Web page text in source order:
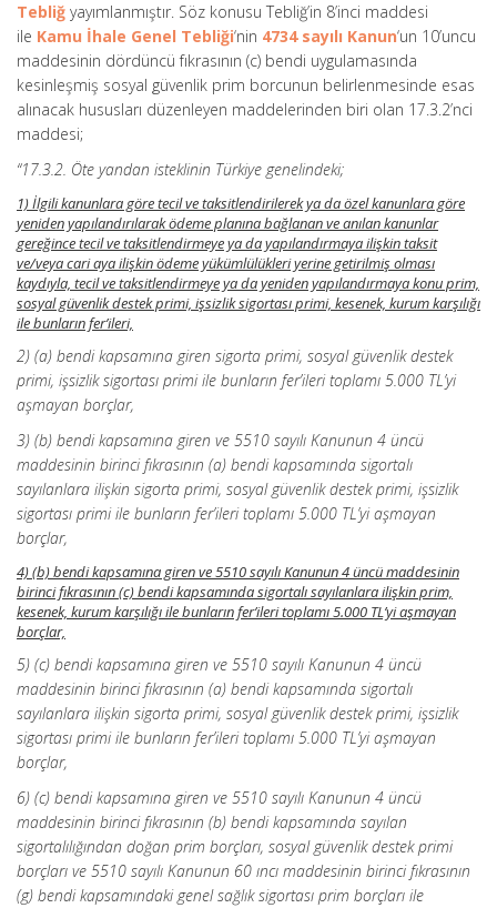
Tebliğ yayımlanmıştır. Söz konusu Tebliğ’in 8’inci maddesi
ile Kamu İhale Genel Tebliği‘nin 4734 sayılı Kanun‘un 10’uncu
maddesinin dördüncü fıkrasının (c) bendi uygulamasında
kesinleşmiş sosyal güvenlik prim borcunun belirlenmesinde esas
alınacak hususları düzenleyen maddelerinden biri olan 17.3.2’nci
maddesi;
“17.3.2. Öte yandan isteklinin Türkiye genelindeki;
1) İlgili kanunlara göre tecil ve taksitlendirilerek ya da özel kanunlara göre
yeniden yapılandırılarak ödeme planına bağlanan ve anılan kanunlar
gereğince tecil ve taksitlendirmeye ya da yapılandırmaya ilişkin taksit
ve/veya cari aya ilişkin ödeme yükümlülükleri yerine getirilmiş olması
kaydıyla, tecil ve taksitlendirmeye ya da yeniden yapılandırmaya konu prim,
sosyal güvenlik destek primi, işsizlik sigortası primi, kesenek, kurum karşılığı
ile bunların fer’ileri,
2) (a) bendi kapsamına giren sigorta primi, sosyal güvenlik destek
primi, işsizlik sigortası primi ile bunların fer’ileri toplamı 5.000 TL’yi
aşmayan borçlar,
3) (b) bendi kapsamına giren ve 5510 sayılı Kanunun 4 üncü
maddesinin birinci fıkrasının (a) bendi kapsamında sigortalı
sayılanlara ilişkin sigorta primi, sosyal güvenlik destek primi, işsizlik
sigortası primi ile bunların fer’ileri toplamı 5.000 TL’yi aşmayan
borçlar,
4) (b) bendi kapsamına giren ve 5510 sayılı Kanunun 4 üncü maddesinin
birinci fıkrasının (c) bendi kapsamında sigortalı sayılanlara ilişkin prim,
kesenek, kurum karşılığı ile bunların fer’ileri toplamı 5.000 TL’yi aşmayan
borçlar,
5) (c) bendi kapsamına giren ve 5510 sayılı Kanunun 4 üncü
maddesinin birinci fıkrasının (a) bendi kapsamında sigortalı
sayılanlara ilişkin sigorta primi, sosyal güvenlik destek primi, işsizlik
sigortası primi ile bunların fer’ileri toplamı 5.000 TL’yi aşmayan
borçlar,
6) (c) bendi kapsamına giren ve 5510 sayılı Kanunun 4 üncü
maddesinin birinci fıkrasının (b) bendi kapsamında sayılan
sigortalılığından doğan prim borçları, sosyal güvenlik destek primi
borçları ve 5510 sayılı Kanunun 60 ıncı maddesinin birinci fıkrasının
(g) bendi kapsamındaki genel sağlık sigortası prim borçları ile